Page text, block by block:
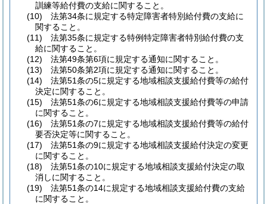
訓練等給付費の支給に関すること。
(10)
法第34条に規定する特定障害者特別給付費の支給に
関すること。
(11)
法第35条に規定する特例特定障害者特別給付費の支
給に関すること。
(12)
法第49条第6項に規定する通知に関すること。
(13)
法第50条第2項に規定する通知に関すること。
(14)
法第51条の5に規定する地域相談支援給付費等の給付
決定に関すること。
(15)
法第51条の6に規定する地域相談支援給付費等の申請
に関すること。
(16)
法第51条の7に規定する地域相談支援給付費等の給付
要否決定等に関すること。
(17)
法第51条の9に規定する地域相談支援給付決定の変更
に関すること。
(18)
法第51条の10に規定する地域相談支援給付決定の取
消しに関すること。
(19)
法第51条の14に規定する地域相談支援給付費の支給
に関すること。